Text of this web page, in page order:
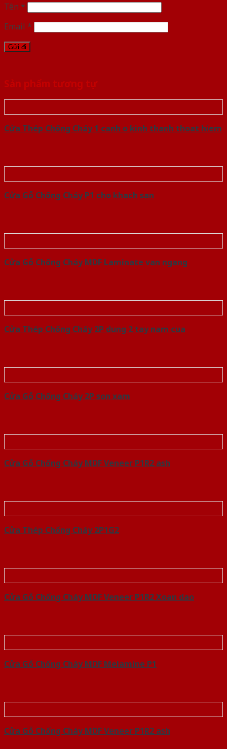
Tên *
Email *
Sản phẩm tương tự
Cửa Thép Chống Cháy 1 canh o kinh thanh thoat hiem
Cửa Gỗ Chống Cháy P1 cho khach san
Cửa Gỗ Chống Cháy MDF Laminate van ngang
Cửa Thép Chống Cháy 2P dung 2 tay nam cua
Cửa Gỗ Chống Cháy 2P son xam
Cửa Gỗ Chống Cháy MDF Veneer P1R2 ash
Cửa Thép Chống Cháy 2P1G2
Cửa Gỗ Chống Cháy MDF Veneer P1R2 Xoan dao
Cửa Gỗ Chống Cháy MDF Melamine P1
Cửa Gỗ Chống Cháy MDF Veneer P1R2 ash